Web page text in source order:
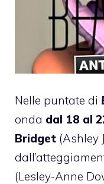
Nelle puntate di
onda dal 18 al
Bridget (Ashley
(Lesley-Anne